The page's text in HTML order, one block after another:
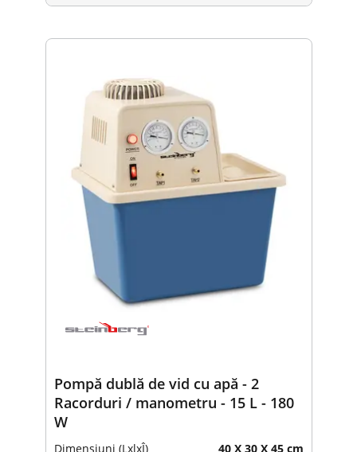
Pompă dublă de vid cu apă - 2
Racorduri / manometru - 15 L - 180
W
Dimensiuni (LxlxÎ) 40 X 30 X 45 cm